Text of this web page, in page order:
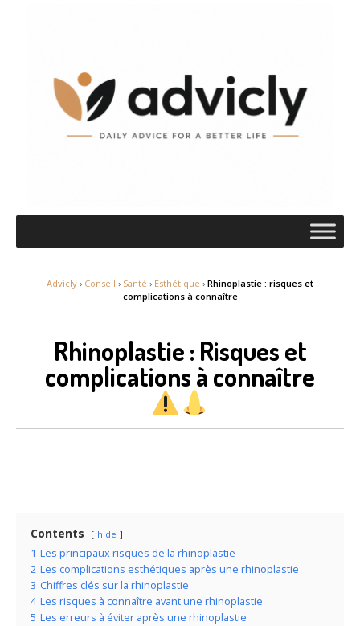
Advicly › Conseil › Santé › Esthétique › Rhinoplastie : risques et
complications à connaître
Rhinoplastie : Risques et
complications à connaître
Contents hide
1 Les principaux risques de la rhinoplastie
2 Les complications esthétiques après une rhinoplastie
3 Chiffres clés sur la rhinoplastie
4 Les risques à connaître avant une rhinoplastie
5 Les erreurs à éviter après une rhinoplastie